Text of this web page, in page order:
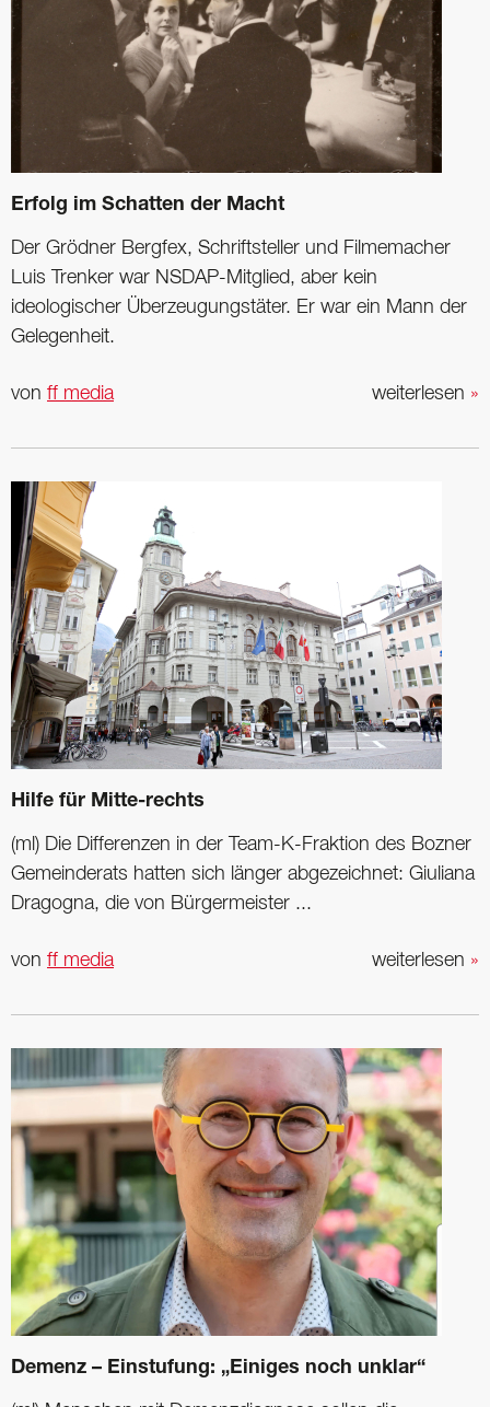
Erfolg im Schatten der Macht
Der Grödner Bergfex, Schriftsteller und Filmemacher
Luis Trenker war NSDAP-Mitglied, aber kein
ideologischer Überzeugungstäter. Er war ein Mann der
Gelegenheit.
weiterlesen »
von ff media
Hilfe für Mitte-rechts
(ml) Die Differenzen in der Team-K-Fraktion des Bozner
Gemeinderats hatten sich länger abgezeichnet: Giuliana
Dragogna, die von Bürgermeister ...
weiterlesen »
von ff media
Demenz – Einstufung: „Einiges noch unklar“